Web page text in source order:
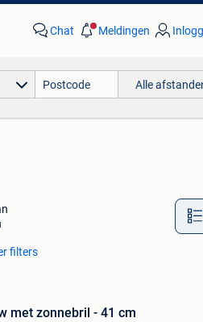
Chat Meldingen
Alle
filters
met zonnebril - 41 cm